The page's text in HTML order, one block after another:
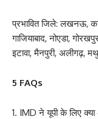
प्रभावित जिले: लखनऊ,
गाजियाबाद, नोएडा,
इटावा, मैनपुरी, अलीगढ़,
5 FAQs
IMD ने यूपी के लिए क्या